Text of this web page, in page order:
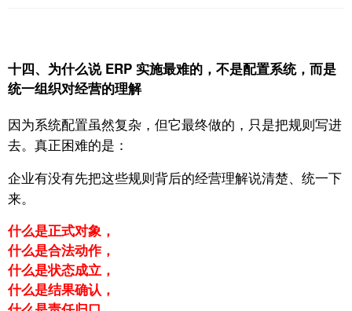
十四、为什么说 ERP 实施最难的，不是配置系统，而是
统一组织对经营的理解
因为系统配置虽然复杂， 但它最终做的，只是把规则写进
去。 真正困难的是：
企业有没有先把这些规则背后的经营理解说清楚、统一下
来。
什么是正式对象，
什么是合法动作，
什么是状态成立，
什么是结果确认，